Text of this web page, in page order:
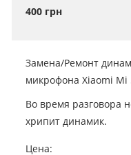
400 грн
Замена/Ремонт
микрофона Xiaomi Mi
Во время разговора
хрипит динамик.
Цена: